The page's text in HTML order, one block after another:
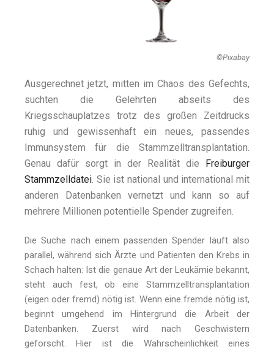
©Pixabay
Ausgerechnet jetzt, mitten im Chaos des Gefechts,
suchten die Gelehrten abseits des
Kriegsschauplatzes trotz des großen Zeitdrucks
ruhig und gewissenhaft ein neues, passendes
Immunsystem für die Stammzelltransplantation.
Genau dafür sorgt in der Realität die Freiburger
Stammzelldatei. Sie ist national und international mit
anderen Datenbanken vernetzt und kann so auf
mehrere Millionen potentielle Spender zugreifen.
Die Suche nach einem passenden Spender läuft also
parallel, während sich Ärzte und Patienten den Krebs in
Schach halten: Ist die genaue Art der Leukämie bekannt,
steht auch fest, ob eine Stammzelltransplantation
(eigen oder fremd) nötig ist. Wenn eine fremde nötig ist,
beginnt umgehend im Hintergrund die Arbeit der
Datenbanken. Zuerst wird nach Geschwistern
geforscht. Hier ist die Wahrscheinlichkeit eines